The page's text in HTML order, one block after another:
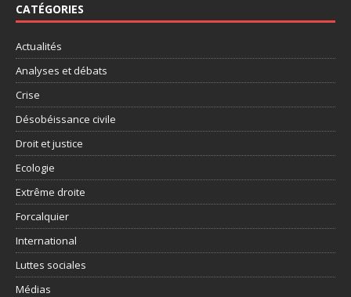
CATÉGORIES
Actualités
Analyses et débats
Crise
Désobéissance civile
Droit et justice
Ecologie
Extrême droite
Forcalquier
International
Luttes sociales
Médias